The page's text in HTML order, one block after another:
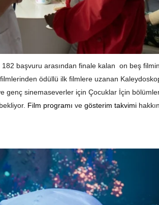
başvuru arasından finale kalan on beş filmin
ödüllü ilk filmlere uzanan
genç sinemaseverler için Çocuklar İçin
Film programı ve gösterim takvimi